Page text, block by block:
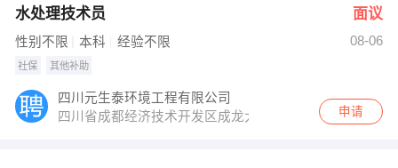
水处理技术员 面议
性别不限 本科 经验不限 08-06
社保 其他补助
四川元生泰环境工程有限公司
四川省成都经济技术开发区成龙大道二段1666号B2栋3栋
申请